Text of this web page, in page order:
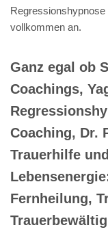
vollkommen an.
Ganz egal ob
Coachings,
Coaching, Dr.
Trauerhilfe
Fernheilung,